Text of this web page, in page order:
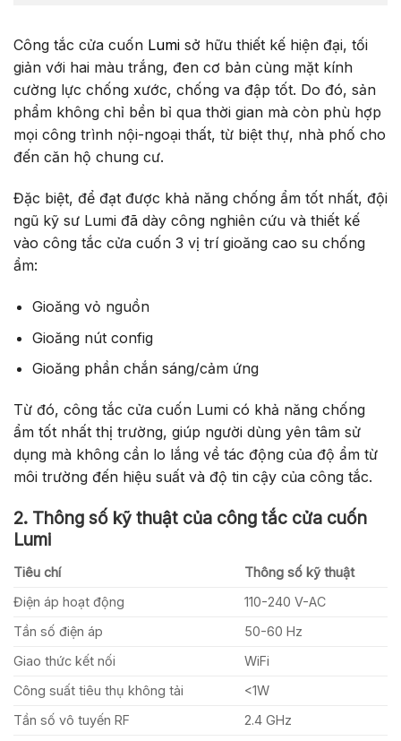
Công tắc cửa cuốn Lumi sở hữu thiết kế hiện đại, tối
giản với hai màu trắng, đen cơ bản cùng mặt kính
cường lực chống xước, chống va đập tốt. Do đó, sản
phẩm không chỉ bền bỉ qua thời gian mà còn phù hợp
mọi công trình nội-ngoại thất, từ biệt thự, nhà phố cho
đến căn hộ chung cư.
Đặc biệt, để đạt được khả năng chống ẩm tốt nhất, đội
ngũ kỹ sư Lumi đã dày công nghiên cứu và thiết kế
vào công tắc cửa cuốn 3 vị trí gioăng cao su chống
ẩm:
Gioăng vỏ nguồn
Gioăng nút config
Gioăng phần chắn sáng/cảm ứng
Từ đó, công tắc cửa cuốn Lumi có khả năng chống
ẩm tốt nhất thị trường, giúp người dùng yên tâm sử
dụng mà không cần lo lắng về tác động của độ ẩm từ
môi trường đến hiệu suất và độ tin cậy của công tắc.
2. Thông số kỹ thuật của công tắc cửa cuốn
Lumi
Tiêu chí
Thông số kỹ thuật
Điện áp hoạt động
110-240 V-AC
Tần số điện áp
50-60 Hz
Giao thức kết nối
WiFi
Công suất tiêu thụ không tải
<1W
Tần số vô tuyến RF
2.4 GHz